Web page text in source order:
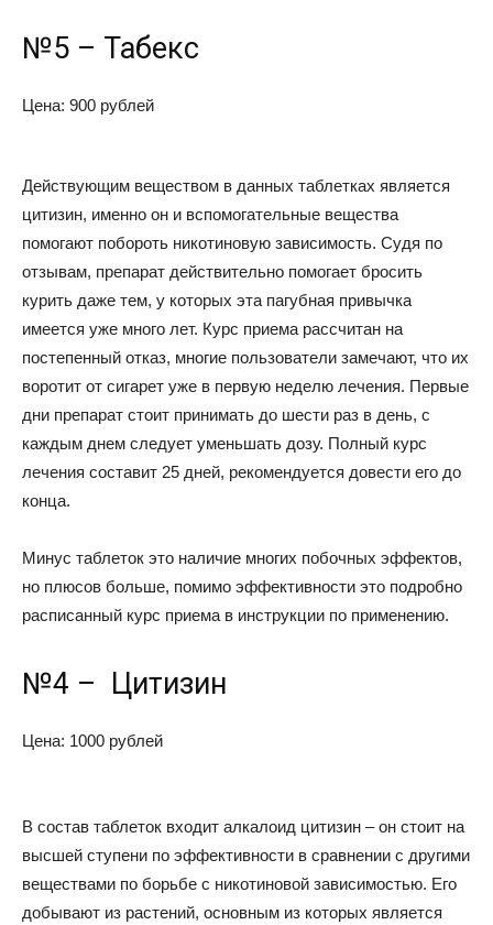
№5 – Табекс
Цена: 900 рублей
Действующим веществом в данных таблетках является
цитизин, именно он и вспомогательные вещества
помогают побороть никотиновую зависимость. Судя по
отзывам, препарат действительно помогает бросить
курить даже тем, у которых эта пагубная привычка
имеется уже много лет. Курс приема рассчитан на
постепенный отказ, многие пользователи замечают, что их
воротит от сигарет уже в первую неделю лечения. Первые
дни препарат стоит принимать до шести раз в день, с
каждым днем следует уменьшать дозу. Полный курс
лечения составит 25 дней, рекомендуется довести его до
конца.
Минус таблеток это наличие многих побочных эффектов,
но плюсов больше, помимо эффективности это подробно
расписанный курс приема в инструкции по применению.
№4 – Цитизин
Цена: 1000 рублей
В состав таблеток входит алкалоид цитизин – он стоит на
высшей ступени по эффективности в сравнении с другими
веществами по борьбе с никотиновой зависимостью. Его
добывают из растений, основным из которых является